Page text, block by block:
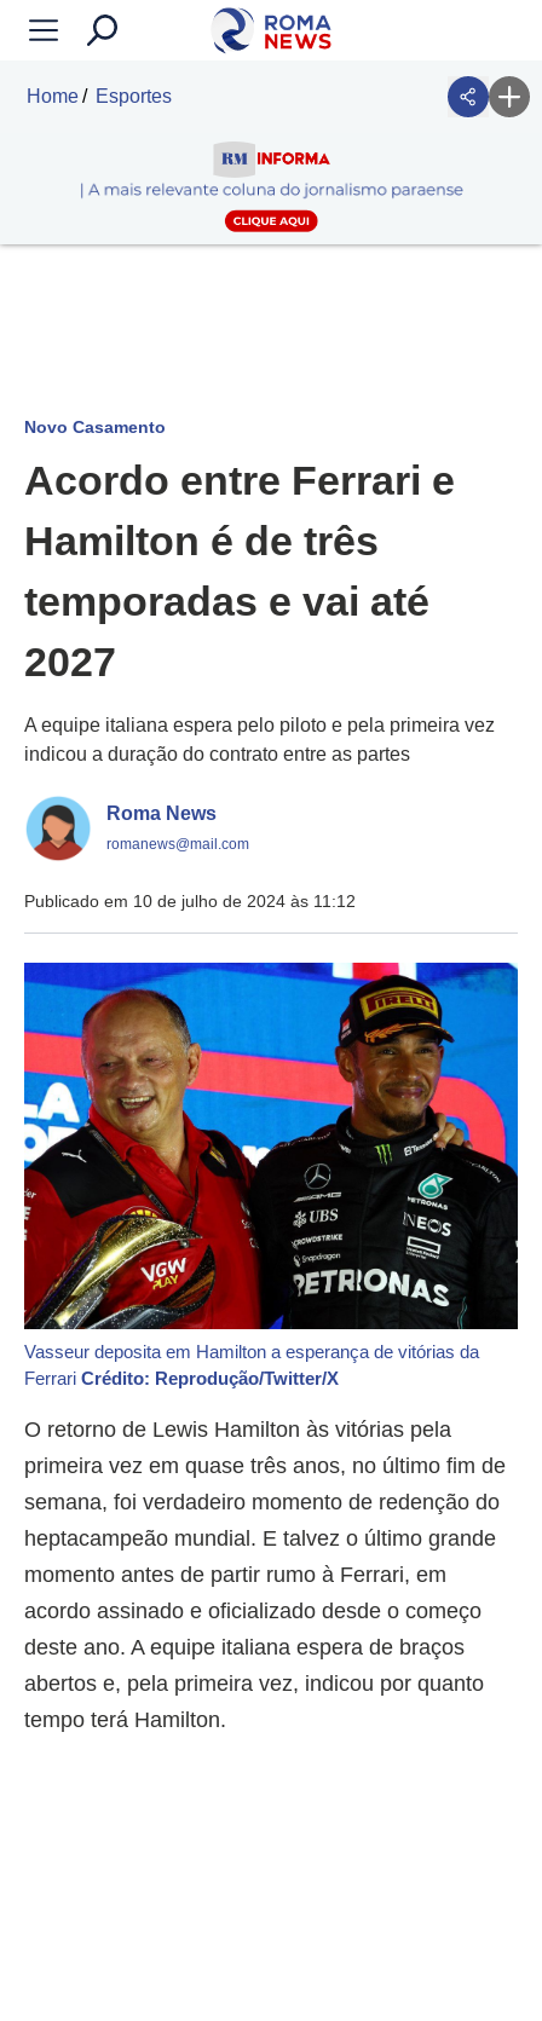
Home Esportes
Novo Casamento
Acordo entre Ferrari e
Hamilton é de três
temporadas e vai até
2027
A equipe italiana espera pelo piloto e pela primeira vez
indicou a duração do contrato entre as partes
Roma News
romanews@mail.com
Publicado em 10 de julho de 2024 às 11:12
Vasseur deposita em Hamilton a esperança de vitórias da
Ferrari Crédito: Reprodução/Twitter/X
O retorno de Lewis Hamilton às vitórias pela
primeira vez em quase três anos, no último fim de
semana, foi verdadeiro momento de redenção do
heptacampeão mundial. E talvez o último grande
momento antes de partir rumo à Ferrari, em
acordo assinado e oficializado desde o começo
deste ano. A equipe italiana espera de braços
abertos e, pela primeira vez, indicou por quanto
tempo terá Hamilton.